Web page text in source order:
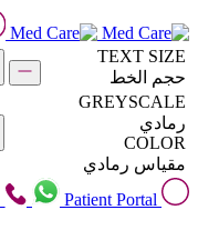
TEXT SIZE
حجم الخط
GREYSCALE
رمادي
COLOR
مقياس رمادي
Patient Portal